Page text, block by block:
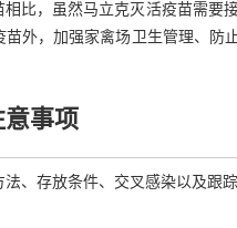
比，虽然马立克灭活疫苗需要
外，加强家禽场卫生管理、
意事项
、存放条件、交叉感染以及跟